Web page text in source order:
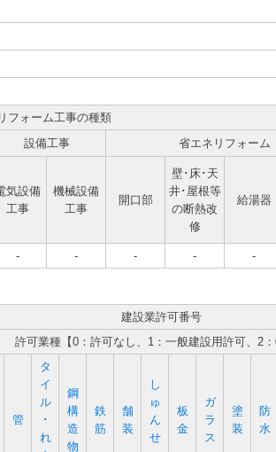
フォーム工事の種類
設備工事
省エネリフォーム
気設備
工事
機械設備
工事
開口部
壁･床･天
井･屋根等
の断熱改
修
給湯器
- - - - -
建設業許可番号
許可業種【0：許可なし、1：一般建設用許可、2：
管
タ
イ
ル
･
れ
鋼
構
造
物
鉄
筋
舗
装
し
ゅ
ん
せ
板
金
ガ
ラ
ス
塗
装
防
水